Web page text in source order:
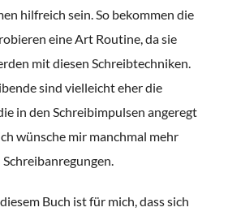
hilfreich sein. So bekommen die
eine Art Routine, da sie
mit diesen Schreibtechniken.
sind vielleicht eher die
in den Schreibimpulsen angeregt
wünsche mir manchmal mehr
Buch ist für mich, dass sich